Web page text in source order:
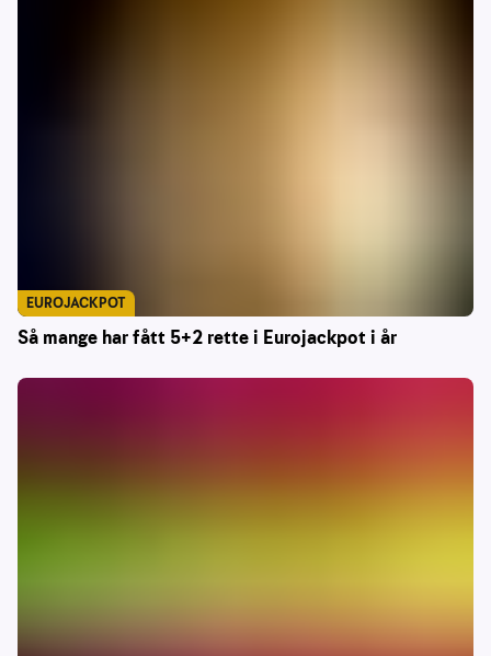
Så mange har fått 5+2 rette i Eurojackpot i år
EUROJACKPOT